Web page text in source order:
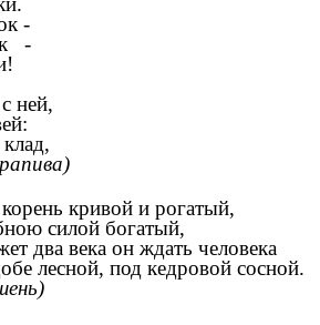
-
-
ней,
кривой и рогатый,
силой богатый,
два века он ждать человека
лесной, под кедровой сосной.